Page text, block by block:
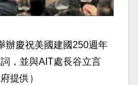
辦慶祝美國建國250週年
，並與AIT處長谷立言
提供）